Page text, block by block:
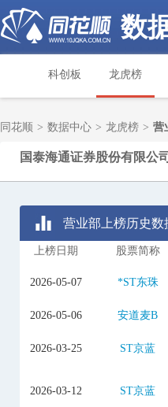
数
科创板 龙虎榜
同花顺 > 数据中心 > 龙虎榜 > 营
国泰海通证券股份有限公
营业部上榜历史数
上榜日期 股票简称
2026-05-07 *ST东珠
2026-05-06
安道麦B
2026-03-25 ST京蓝
2026-03-12 ST京蓝